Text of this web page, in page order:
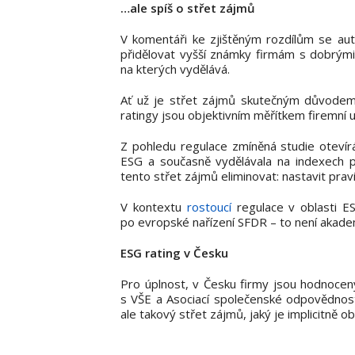
…ale spíš o střet zájmů
V komentáři ke zjištěným rozdílům se
přidělovat vyšší známky firmám s
na kterých vydělává.
Ať už je střet zájmů skutečným
ratingy jsou objektivním měřítkem firemní
Z pohledu regulace zmíněná studie
ESG a současně vydělávala na
tento střet zájmů eliminovat: nastavit
V kontextu rostoucíregulace v oblasti
po evropské nařízení SFDR – to není
ESG rating v Česku
Pro úplnost, v Česku firmy jsou
s VŠE a Asociací společenské
ale takový střet zájmů, jaký je implicitně